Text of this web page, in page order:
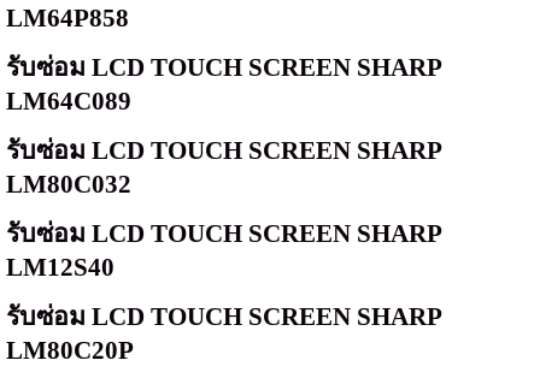
LM64P858
รับซ่อม LCD TOUCH SCREEN SHARP
LM64C089
รับซ่อม LCD TOUCH SCREEN SHARP
LM80C032
รับซ่อม LCD TOUCH SCREEN SHARP
LM12S40
รับซ่อม LCD TOUCH SCREEN SHARP
LM80C20P